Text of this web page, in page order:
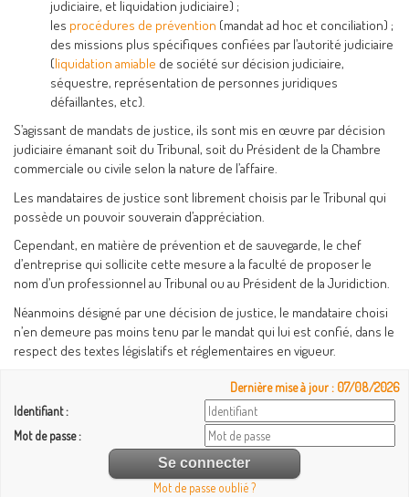
judiciaire, et liquidation judiciaire) ;
les procédures de prévention (mandat ad hoc et conciliation) ;
des missions plus spécifiques confiées par l’autorité judiciaire
(liquidation amiable de société sur décision judiciaire,
séquestre, représentation de personnes juridiques
défaillantes, etc).
S’agissant de mandats de justice, ils sont mis en œuvre par décision
judiciaire émanant soit du Tribunal, soit du Président de la Chambre
commerciale ou civile selon la nature de l’affaire.
Les mandataires de justice sont librement choisis par le Tribunal qui
possède un pouvoir souverain d’appréciation.
Cependant, en matière de prévention et de sauvegarde, le chef
d’entreprise qui sollicite cette mesure a la faculté de proposer le
nom d’un professionnel au Tribunal ou au Président de la Juridiction.
Néanmoins désigné par une décision de justice, le mandataire choisi
n’en demeure pas moins tenu par le mandat qui lui est confié, dans le
respect des textes législatifs et réglementaires en vigueur.
Dernière mise à jour : 07/08/2026
Identifiant :
Mot de passe :
Mot de passe oublié ?